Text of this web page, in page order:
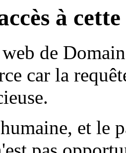
à
de
car la
et le